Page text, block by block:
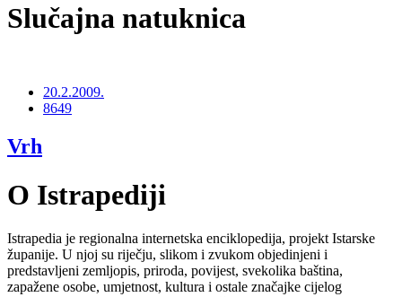
Slučajna natuknica
20.2.2009.
8649
Vrh
O Istrapediji
Istrapedia je regionalna internetska enciklopedija, projekt Istarske
županije. U njoj su riječju, slikom i zvukom objedinjeni i
predstavljeni zemljopis, priroda, povijest, svekolika baština,
zapažene osobe, umjetnost, kultura i ostale značajke cijelog